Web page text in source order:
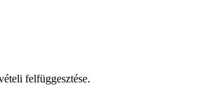
felfüggesztése.